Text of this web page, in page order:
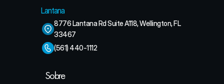
Lantana
8776 Lantana Rd Suite A118, Wellington, FL
33467
(561) 440-1112
Sobre